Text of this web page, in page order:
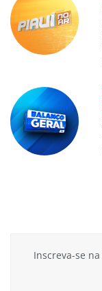
Inscreva-se